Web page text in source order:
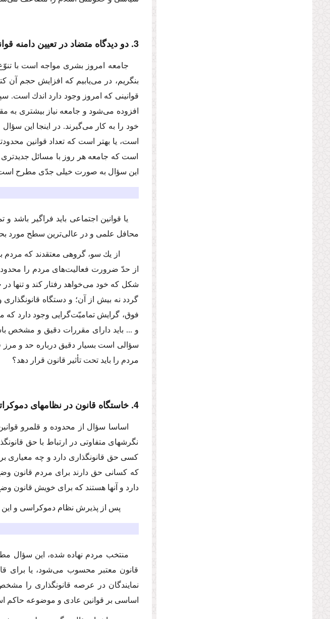
3. دو دیدگاه متضاد در تعیین دامنه قوانین
جامعه امروز بشرى مواجه است با
بنگریم، در مى‌یابیم كه افزایش حجم آن
قوانینى كه امروز وجود دارد اندك است.
افزوده مى‌شود و جامعه نیاز بیشترى به
خود را به كار مى‌گیرند. در اینجا این
است، یا بهتر است كه تعداد قوانین
است كه جامعه هر روز با مسائل
این سؤال به صورت خیلى جدّى مطرح است
یا قوانین اجتماعى باید فراگیر
محافل علمى و در عالى‌ترین سطح مورد
از یك سو، گروهى معتقدند كه مردم
از حدّ ضرورت فعالیت‌هاى مردم را
شكل كه خود مى‌خواهد رفتار كند و تنها
گردد نه بیش از آن؛ و دستگاه
فوق، گرایش تمامیّت‌گرایى وجود دارد كه
و ... باید داراى مقررات دقیق و مشخص
سؤالى است بسیار دقیق درباره حد و مرز
مردم را باید تحت تأثیر قانون قرار دهد؟
4. خاستگاه قانون در نظامهاى دموكراتیك
اساسا سؤال از محدوده و قلمرو
نگرشهاى متفاوتى در ارتباط با حق
كسى حق قانونگذارى دارد و چه معیارى
كه كسانى حق دارند براى مردم قانون
دارد و آنها هستند كه براى خویش
پس از پذیرش نظام دموكراسى و این
قانون معتبر محسوب مى‌شود، یا براى
نمایندگان در عرصه قانونگذارى را
اساسى بر قوانین عادى و موضوعه حاكم